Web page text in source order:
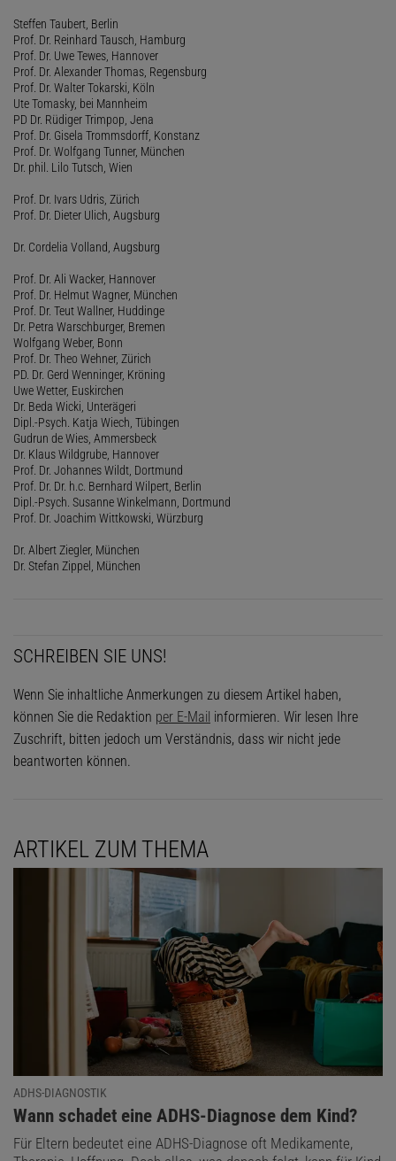
Steffen Taubert, Berlin
Prof. Dr. Reinhard Tausch, Hamburg
Prof. Dr. Uwe Tewes, Hannover
Prof. Dr. Alexander Thomas, Regensburg
Prof. Dr. Walter Tokarski, Köln
Ute Tomasky, bei Mannheim
PD Dr. Rüdiger Trimpop, Jena
Prof. Dr. Gisela Trommsdorff, Konstanz
Prof. Dr. Wolfgang Tunner, München
Dr. phil. Lilo Tutsch, Wien
Prof. Dr. Ivars Udris, Zürich
Prof. Dr. Dieter Ulich, Augsburg
Dr. Cordelia Volland, Augsburg
Prof. Dr. Ali Wacker, Hannover
Prof. Dr. Helmut Wagner, München
Prof. Dr. Teut Wallner, Huddinge
Dr. Petra Warschburger, Bremen
Wolfgang Weber, Bonn
Prof. Dr. Theo Wehner, Zürich
PD. Dr. Gerd Wenninger, Kröning
Uwe Wetter, Euskirchen
Dr. Beda Wicki, Unterägeri
Dipl.-Psych. Katja Wiech, Tübingen
Gudrun de Wies, Ammersbeck
Dr. Klaus Wildgrube, Hannover
Prof. Dr. Johannes Wildt, Dortmund
Prof. Dr. Dr. h.c. Bernhard Wilpert, Berlin
Dipl.-Psych. Susanne Winkelmann, Dortmund
Prof. Dr. Joachim Wittkowski, Würzburg
Dr. Albert Ziegler, München
Dr. Stefan Zippel, München
SCHREIBEN SIE UNS!
Wenn Sie inhaltliche Anmerkungen zu diesem Artikel haben,
können Sie die Redaktion per E-Mail informieren. Wir lesen Ihre
Zuschrift, bitten jedoch um Verständnis, dass wir nicht jede
beantworten können.
ARTIKEL ZUM THEMA
ADHS-DIAGNOSTIK
:
Wann schadet eine ADHS-Diagnose dem Kind?
Für Eltern bedeutet eine ADHS-Diagnose oft Medikamente,